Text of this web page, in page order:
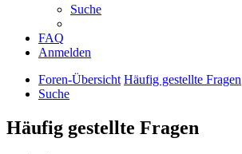
Suche
FAQ
Anmelden
Foren-Übersicht Häufig gestellte Fragen
Suche
Häufig gestellte Fragen